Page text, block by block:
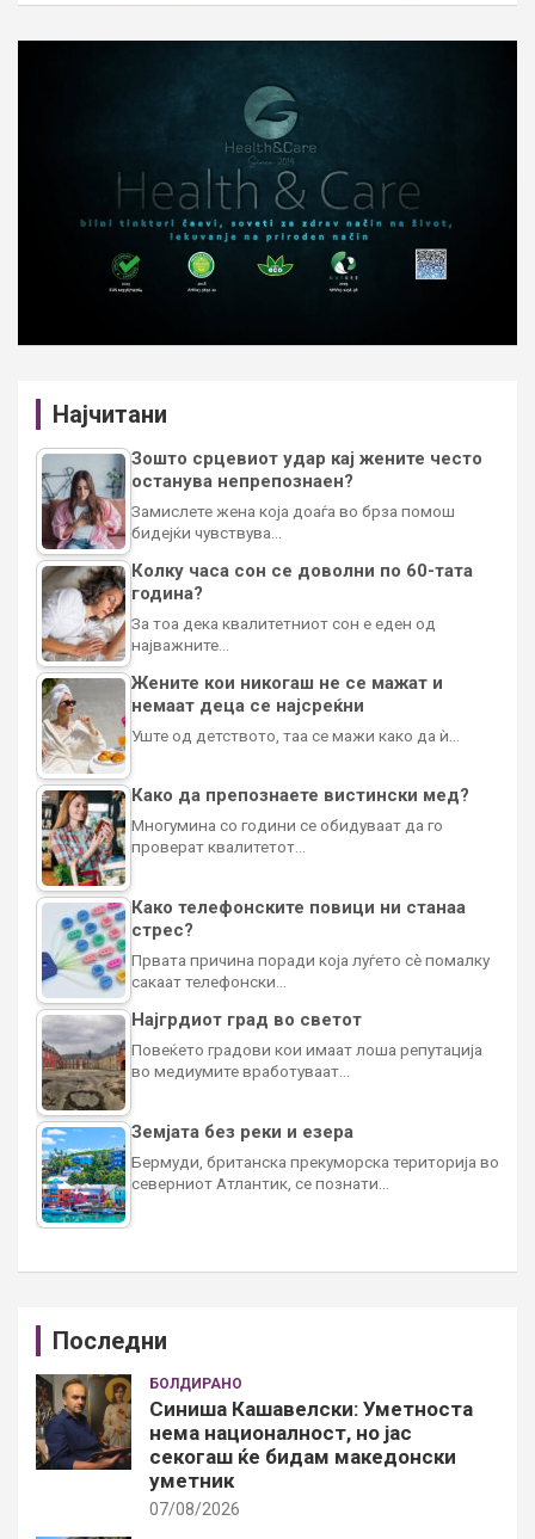
Најчитани
Зошто срцевиот удар кај жените често
останува непрепознаен?
Замислете жена која доаѓа во брза помош
бидејќи чувствува…
Колку часа сон се доволни по 60-тата
година?
За тоа дека квалитетниот сон е еден од
најважните…
Жените кои никогаш не се мажат и
немаат деца се најсреќни
Уште од детството, таа се мажи како да ѝ…
Како да препознаете вистински мед?
Многумина со години се обидуваат да го
проверат квалитетот…
Како телефонските повици ни станаа
стрес?
Првата причина поради која луѓето сè помалку
сакаат телефонски…
Најгрдиот град во светот
Повеќето градови кои имаат лоша репутација
во медиумите вработуваат…
Земјата без реки и езера
Бермуди, британска прекуморска територија во
северниот Атлантик, се познати…
Последни
БОЛДИРАНО
Синиша Кашавелски: Уметноста
нема националност, но јас
секогаш ќе бидам македонски
уметник
07/08/2026